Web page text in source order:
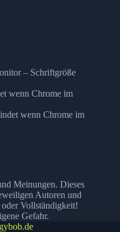
– Schriftgröße
wenn Chrome im
wenn Chrome im
Meinungen. Dieses
Autoren und
Vollständigkeit!
Gefahr.